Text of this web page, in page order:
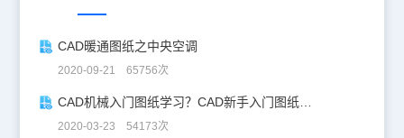
CAD暖通图纸之中央空调
2020-09-21 65756次
CAD机械入门图纸学习？CAD新手入门图纸练习
2020-03-23 54173次